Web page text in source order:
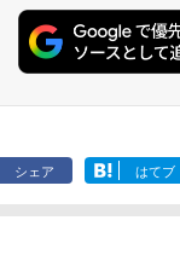
シェア はてブ